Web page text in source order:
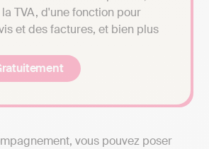
TVA, d'une fonction pour
et des factures, et bien plus
vous pouvez poser